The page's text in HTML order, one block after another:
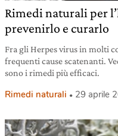
Rimedi naturali per
prevenirlo e curarlo
Fra gli Herpes virus in molti
frequenti cause scatenanti.
sono i rimedi più efficaci.
Rimedi naturali 29 aprile